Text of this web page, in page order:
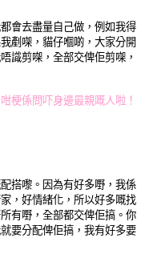
會去盡量自己做， 例如我得
剷㗎， 貓仔嗰啲， 大家分開
識剪㗎， 全部交俾佢剪㗎，
咁梗係問吓身邊最親嘅人啦！
搭嚟。 因為有好多嘢， 我係
，好情緒化， 所以好多嘅找
有嘢， 全部都交俾佢搞。 你
要分配俾佢搞， 我有好多要